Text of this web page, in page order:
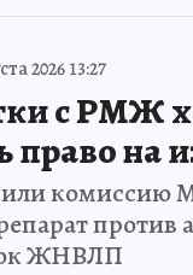
2026 13:27
с РМЖ
право на
комиссию
против
ЖНВЛП